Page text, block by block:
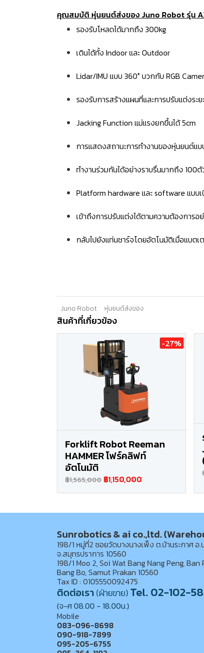
คุณสมบัติ หุ่นยนต์ส่งของ Juno Robot รุ่น
รองรับโหลดได้มากถึง 300kg
เดินได้ทั้ง Indoor และ Outdoor
Lidar/IMU แบบ 360° บวกกับ RGB
รองรับการสร้างแผนที่และการปรับแต่งระ
Jacking Function แม่แรงยกขึ้นได้ 5cm
การแสดงสถานะการทำงานของหุ่นยนต์แ
ทำงานร่วมกันได้อย่างราบรื่นมากถึง
Platform hardware และ software แบ
เข้าถึงการปรับแต่งได้ตามความต้องการอ
กลับไปยังแท่นชาร์จโดยอัตโนมัติเมื่อแบตเ
Juno Robot หุ่นยนต์ส่งของ
สินค้าที่เกี่ยวข้อง
-27%
Forklift Robot Reeman
HAMMER โฟร์คลิฟท์
อัตโนมัติ
฿1,565,000 ฿1,150,000
Sunrobotics & ai co.,ltd.
198/1 หมู่ที่2 ซอยวัดบางนางเพ็ง ต.บ้านระกาศ อ.
จ.สมุทรปราการ 10560
198/1 Moo 2, Soi Wat Bang Nang Peng, Ban
Bang Bo, Samut Prakan 10560
Tax ID : 0105550092475
ติดต่อเรา(ฝ่ายขาย) Tel. 02-102-
(จ-ศ 08.00 - 18.00น.)
Mobile
083-096-8698
090-918-7899
095-205-6755